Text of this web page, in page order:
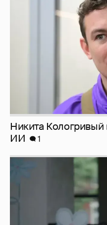
Никита Кологривый
ИИ
1